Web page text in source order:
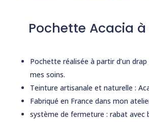
Pochette Acacia
Pochette réalisée à partir d’un
mes soins.
Teinture artisanale et naturelle :
Fabriqué en France dans mon
système de fermeture : rabat avec